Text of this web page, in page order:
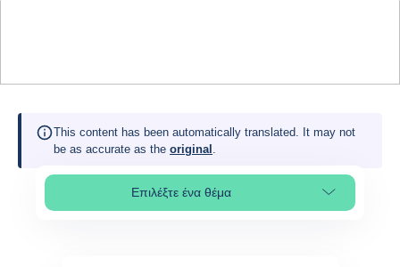
This content has been automatically translated. It may not
be as accurate as the original .
Επιλέξτε ένα θέμαSelect page section